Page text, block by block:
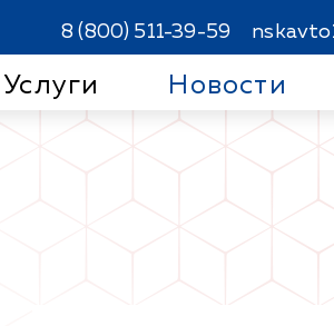
8 (800) 511-39-59
Услуги Новости